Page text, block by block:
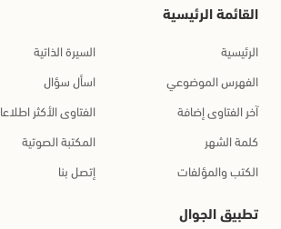
القائمة الرئيسية
الرئيسية
السيرة الذاتية
الفهرس الموضوعي
اسأل سؤال
آخر الفتاوى إضافة
الفتاوى الأكثر اطلاعا
كلمة الشهر
المكتبة الصوتية
الكتب والمؤلفات
إتصل بنا
تطبيق الجوال